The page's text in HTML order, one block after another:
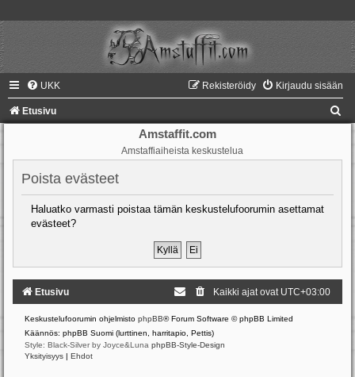
UKK Kirjaudu sisään
Rekisteröidy
Etusivu
Amstaffit.com
Amstaffiaiheista keskustelua
Poista evästeet
Haluatko varmasti poistaa tämän keskustelufoorumin asettamat
evästeet?
Etusivu Kaikki ajat ovat UTC+03:00
Keskustelufoorumin ohjelmisto phpBB® Forum Software © phpBB Limited
Käännös: phpBB Suomi (lurttinen, harritapio, Pettis)
Style: Black-Silver by Joyce&Luna phpBB-Style-Design
Yksityisyys | Ehdot